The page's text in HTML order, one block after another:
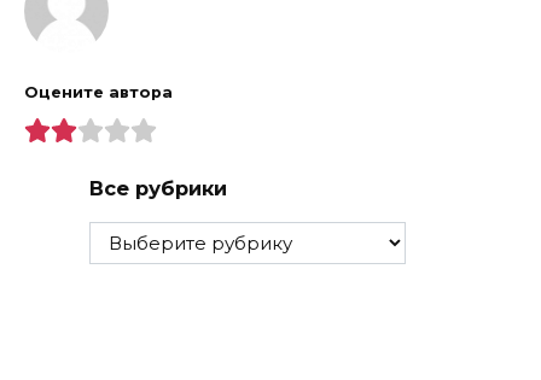
Оцените автора
Все рубрики
Все
рубрики